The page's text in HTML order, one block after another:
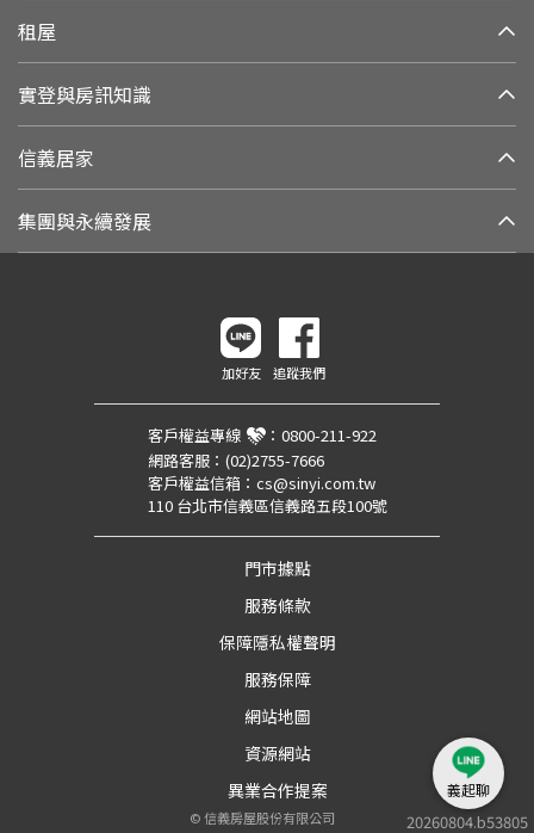
租屋
實登與房訊知識
信義居家
集團與永續發展
20260804.b53805
加好友 追蹤我們
客戶權益專線 ： 0800-211-922
網路客服： (02)2755-7666
客戶權益信箱： cs@sinyi.com.tw
110 台北市信義區信義路五段100號
門市據點
服務條款
保障隱私權聲明
服務保障
網站地圖
資源網站
異業合作提案
©信義房屋股份有限公司
義起聊